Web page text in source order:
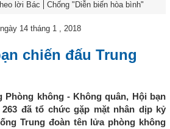
lời Bác Chống "Diễn biến hòa bình"
14 tháng 1 , 2018
chiến đấu Trung
Phòng không - Không quân, Hội bạn
đã tổ chức gặp mặt nhân dịp kỷ
Trung đoàn tên lửa phòng không